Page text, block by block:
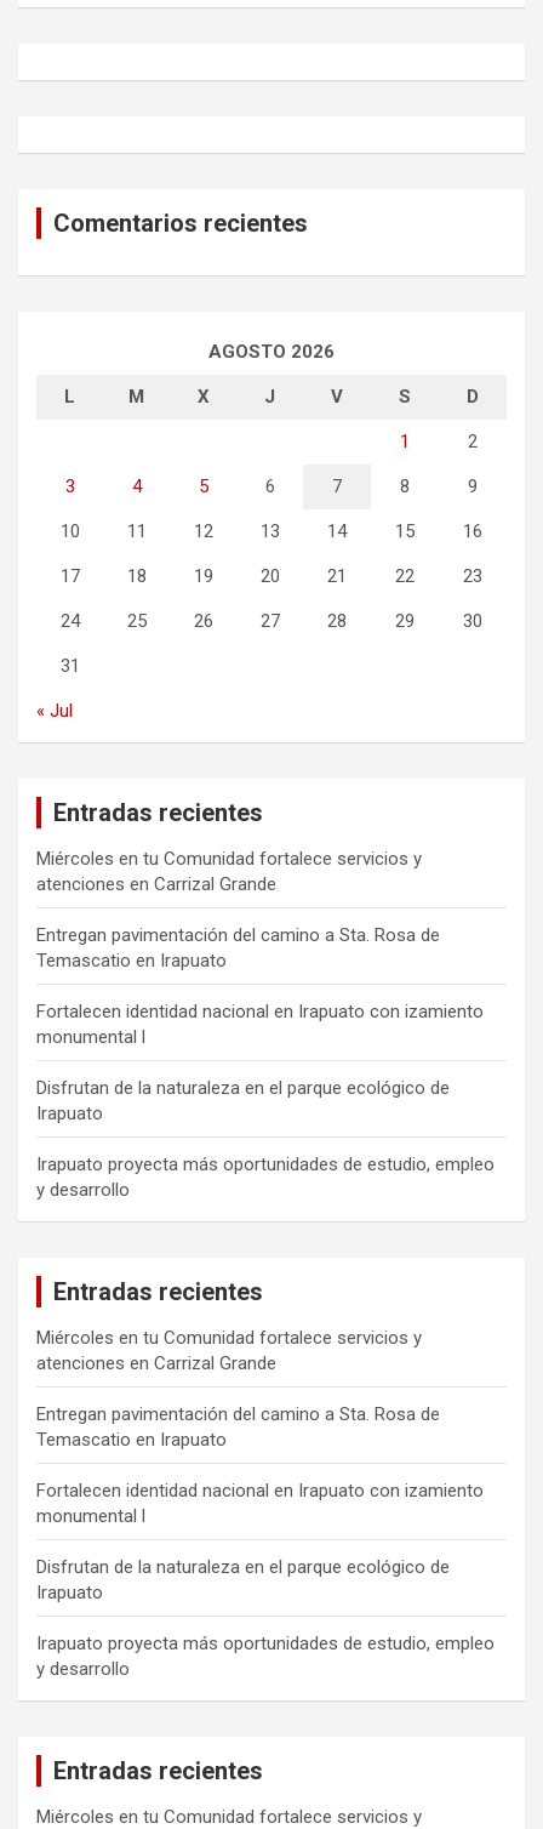
h
Comentarios recientes
AGOSTO 2026
L M X J V S D
1 2
3 4 5 6 7 8 9
10 11 12 13 14 15 16
17 18 19 20 21 22 23
24 25 26 27 28 29 30
31
« Jul
Entradas recientes
Miércoles en tu Comunidad fortalece servicios y
atenciones en Carrizal Grande
Entregan pavimentación del camino a Sta. Rosa de
Temascatio en Irapuato
Fortalecen identidad nacional en Irapuato con izamiento
monumental l
Disfrutan de la naturaleza en el parque ecológico de
Irapuato
Irapuato proyecta más oportunidades de estudio, empleo
y desarrollo
Entradas recientes
Miércoles en tu Comunidad fortalece servicios y
atenciones en Carrizal Grande
Entregan pavimentación del camino a Sta. Rosa de
Temascatio en Irapuato
Fortalecen identidad nacional en Irapuato con izamiento
monumental l
Disfrutan de la naturaleza en el parque ecológico de
Irapuato
Irapuato proyecta más oportunidades de estudio, empleo
y desarrollo
Entradas recientes
Miércoles en tu Comunidad fortalece servicios y